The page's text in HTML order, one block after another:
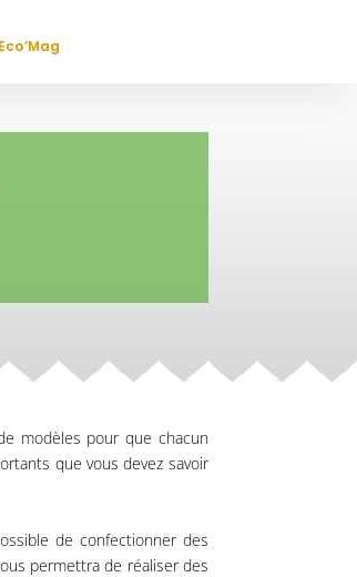
Eco’Mag
modèles pour que chacun
que vous devez savoir
de confectionner des
permettra de réaliser des